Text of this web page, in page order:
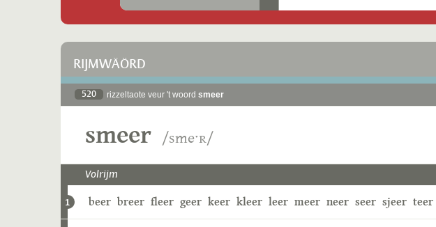
RIJMWÄÖRD
520 rizzeltaote veur 't woord smeer
smeer /smeˑʀ/
Volrijm
1 beer breer fleer geer keer kleer leer meer neer seer sjeer teer